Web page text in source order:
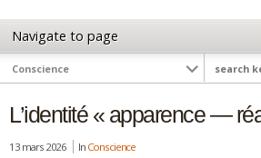
L’identité « apparence —
13 mars 2026 In Conscience